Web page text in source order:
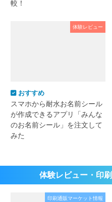
較！
体験レビュー
おすすめ
スマホから耐水お名前シール
が作成できるアプリ「みんな
のお名前シール」を注文して
みた
体験レビュー・印
印刷通販マーケット情報